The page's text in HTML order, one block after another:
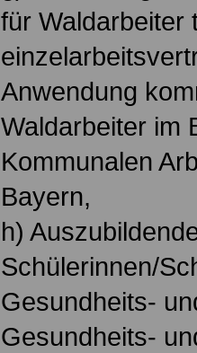
für Waldarbeiter
Anwendung
Waldarbeiter im
Kommunalen
Bayern,
h)
Schülerinnen/
Gesundheits-
Gesundheits-